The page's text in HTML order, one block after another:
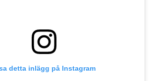
detta inlägg på Instagram